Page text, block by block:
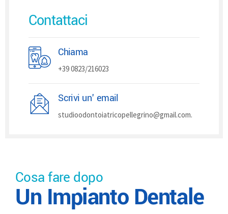
Contattaci
Chiama
+39 0823/216023
Scrivi un' email
studioodontoiatricopellegrino@gmail.com.
Cosa fare dopo
Un Impianto Dentale